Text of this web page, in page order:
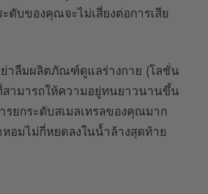
ดับของคุณจะไม่เสี่ยงต่อการเสีย
าลืมผลิตภัณฑ์ดูแลร่างกาย (โลชั่น
ามารถให้ความอยู่ทนยาวนานขึ้น
ยกระดับสเมลเทรลของคุณมาก
อมไม่กี่หยดลงในน้ำล้างสุดท้าย